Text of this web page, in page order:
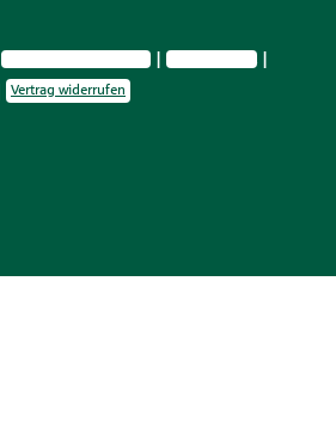
Vermittlerinformationen
Nachhaltigkeit
Vertrag widerrufen